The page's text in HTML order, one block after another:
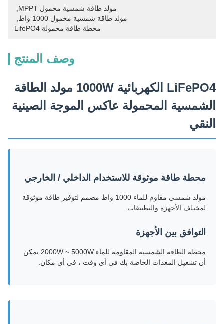
مولد طاقة شمسية محمول MPPT
مولد طاقة شمسية محمول 1000 واط
محطة طاقة محمولة LifePO4
وصف المنتج
LiFePO4 الكهربائية 1000W مولد الطاقة
الشمسية المحمولة عاكس الموجة الصينية
النقي
محطة طاقة موثوقة للاستخدام الداخلي / الخارجي
مولد شمسي مقاوم للماء 1000 واط مصمم لتوفير طاقة موثوقة
لمختلف الأجهزة والتطبيقات.
التوافق بين الأجهزة
محطة الطاقة الشمسية المقاومة للماء 2000W ~ 5000W يمكن
أن تشغيل المعدات الخاصة بك في أي وقت ، في أي مكان.